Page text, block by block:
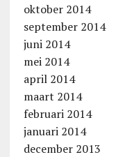
oktober 2014
september 2014
juni 2014
mei 2014
april 2014
maart 2014
februari 2014
januari 2014
december 2013